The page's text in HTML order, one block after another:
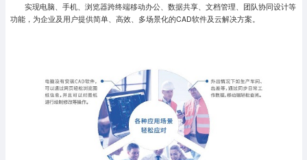
实现电脑、手机、浏览器跨终端移动办公、数据共享、文档管理、团队协同设计等
功能，为企业及用户提供简单、高效、多场景化的CAD软件及云解决方案。